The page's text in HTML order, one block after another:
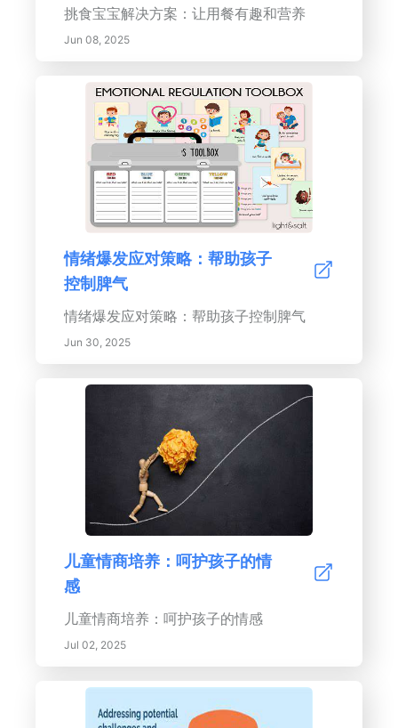
挑食宝宝解决方案：让用餐有趣和营养
Jun 08, 2025
情绪爆发应对策略：帮助孩子
控制脾气
情绪爆发应对策略：帮助孩子控制脾气
Jun 30, 2025
儿童情商培养：呵护孩子的情
感
儿童情商培养：呵护孩子的情感
Jul 02, 2025